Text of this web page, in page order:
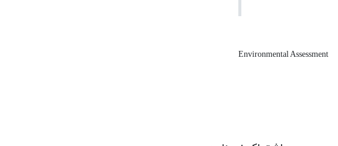
Environmental Assessment